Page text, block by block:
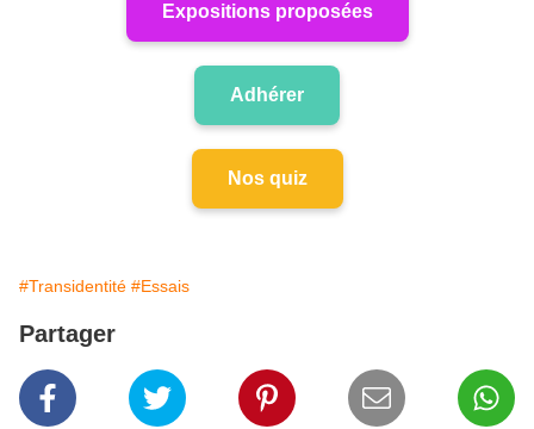
Expositions proposées
Adhérer
Nos quiz
#Transidentité #Essais
Partager